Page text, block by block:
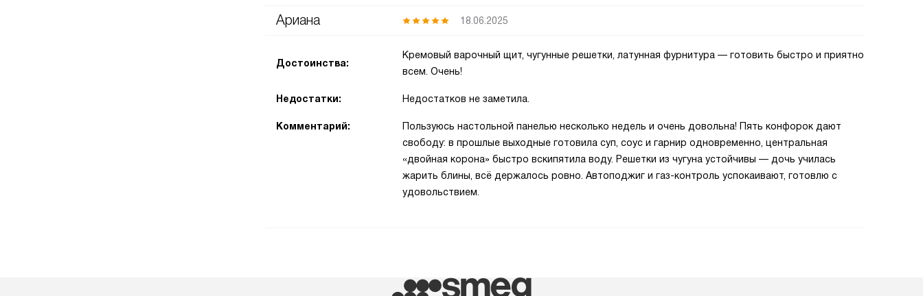
Ариана 18.06.2025
Достоинства:
Кремовый варочный щит, чугунные решетки, латунная фурнитура — готовить быстро и приятно
всем. Очень!
Недостатки: Недостатков не заметила.
Комментарий:
Пользуюсь настольной панелью несколько недель и очень довольна! Пять конфорок дают
свободу: в прошлые выходные готовила суп, соус и гарнир одновременно, центральная
«двойная корона» быстро вскипятила воду. Решетки из чугуна устойчивы — дочь училась
жарить блины, всё держалось ровно. Автоподжиг и газ-контроль успокаивают, готовлю с
удовольствием.